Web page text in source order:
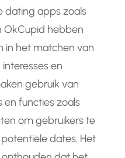
dating apps zoals
OkCupid hebben
in het matchen van
en
gebruik van
functies zoals
om gebruikers te
dates. Het